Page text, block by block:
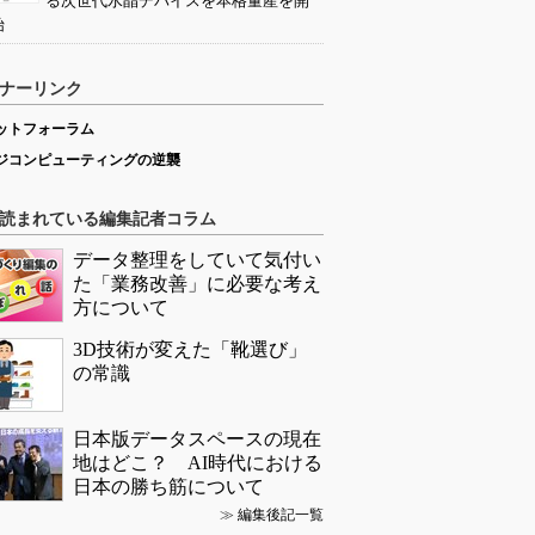
ーリンク
トフォーラム
コンピューティングの逆襲
まれている編集記者コラム
データ整理をしていて気付い
た「業務改善」に必要な考え
方について
3D技術が変えた「靴選び」
の常識
日本版データスペースの現在
地はどこ？ AI時代における
日本の勝ち筋について
≫ 編集後記一覧